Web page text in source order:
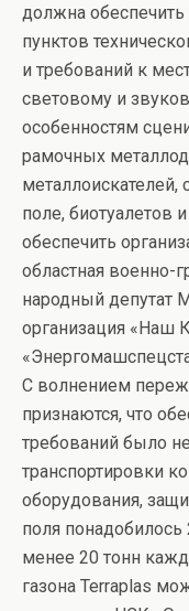
должна
пунктов
и требований к
световому и
особенностям
рамочных
поле, биотуалетов
обеспечить
областная военно-
народный депутат
организация «Наш
С волнением
признаются, что
требований было
транспортировки
оборудования,
поля
менее 20 тонн
газона Terraplas